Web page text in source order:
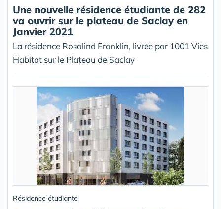
Une nouvelle résidence étudiante de 282
va ouvrir sur le plateau de Saclay en
Janvier 2021
La résidence Rosalind Franklin, livrée par 1001 Vies
Habitat sur le Plateau de Saclay
Résidence étudiante